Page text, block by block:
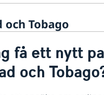
och Tobago
i Trinidad och
och Tobago
få ett nytt
och